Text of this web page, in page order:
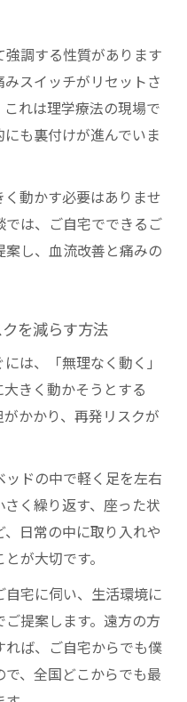
調する性質があります
スイッチがリセットさ
れは理学療法の現場で
も裏付けが進んでいま
動かす必要はありませ
では、ご自宅でできるご
案し、血流改善と痛みの
を減らす方法
は、「無理なく動く」
きく動かそうとする
かかり、再発リスクが
ドの中で軽く足を左右
く繰り返す、座った状
日常の中に取り入れや
が大切です。
宅に伺い、生活環境に
提案します。遠方の方
れば、ご自宅からでも僕
、全国どこからでも最